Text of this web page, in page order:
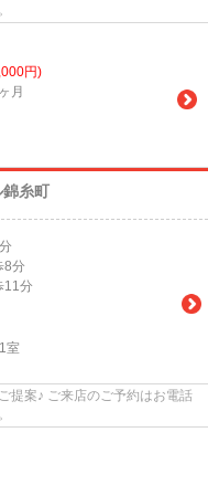
円)
月
糸町
8分
11分
1室
提案♪ ご来店のご予約はお電話